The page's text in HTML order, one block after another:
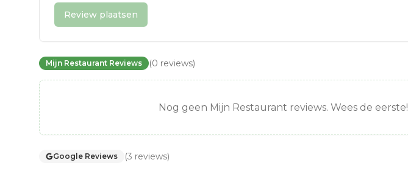
Review plaatsen
Mijn Restaurant Reviews (0 reviews)
Nog geen Mijn Restaurant reviews. Wees de eerste!
Google Reviews (3 reviews)